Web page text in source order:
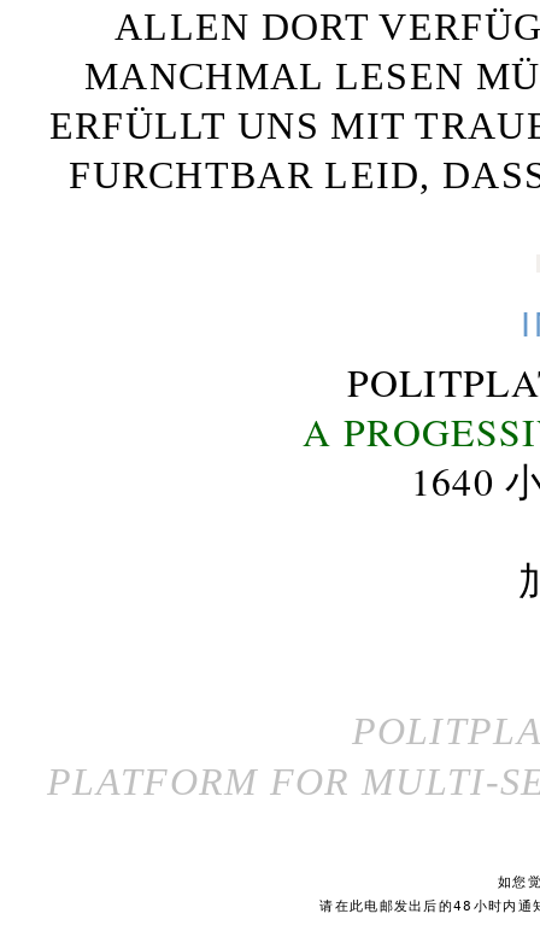
ALLEN DORT
MANCHMAL LESEN
ERFÜLLT UNS MIT
FURCHTBAR LEID,
A
1640
PLATFORM FOR MULTI-
如您
请在此电邮发出后的48小时内通